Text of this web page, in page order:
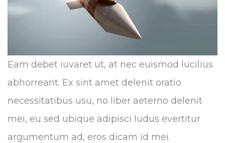
Eam debet iuvaret ut, at nec euismod lucilius
abhorreant. Ex sint amet delenit oratio
necessitatibus usu, no liber aeterno delenit
mei, eu sed ubique adipisci Iudus evertitur
argumentum ad, eros dicam id mei.